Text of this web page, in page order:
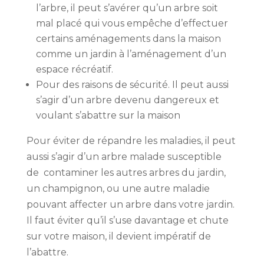
l’arbre, il peut s’avérer qu’un arbre soit
mal placé qui vous empêche d’effectuer
certains aménagements dans la maison
comme un jardin à l’aménagement d’un
espace récréatif.
Pour des raisons de sécurité. Il peut aussi
s’agir d’un arbre devenu dangereux et
voulant s’abattre sur la maison
Pour éviter de répandre les maladies, il peut
aussi s’agir d’un arbre malade susceptible
de contaminer les autres arbres du jardin,
un champignon, ou une autre maladie
pouvant affecter un arbre dans votre jardin.
Il faut éviter qu’il s’use davantage et chute
sur votre maison, il devient impératif de
l’abattre.